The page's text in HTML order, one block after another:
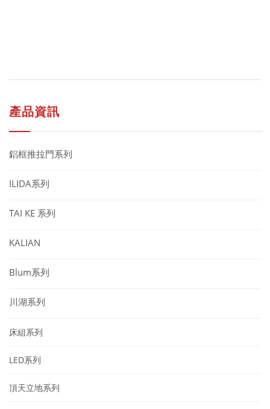
產品資訊
鋁框推拉門系列
ILIDA系列
TAI KE 系列
KALIAN
Blum系列
川湖系列
床組系列
LED系列
頂天立地系列